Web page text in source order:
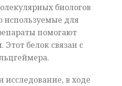
биологов
используемые для
помогают
Этот белок связан с
в ходе